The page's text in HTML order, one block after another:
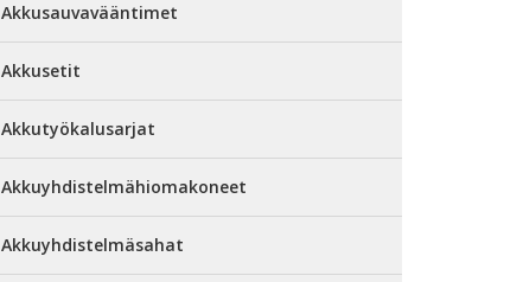
Akkusauvavääntimet
Akkusetit
Akkutyökalusarjat
Akkuyhdistelmähiomakoneet
Akkuyhdistelmäsahat